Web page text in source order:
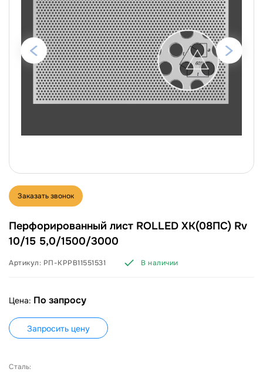
Заказать звонок
Перфорированный лист ROLLED ХК(08ПС) Rv
10/15 5,0/1500/3000
Артикул: РП-КРРВ11551531 В наличии
Цена: По запросу
Запросить цену
Сталь: